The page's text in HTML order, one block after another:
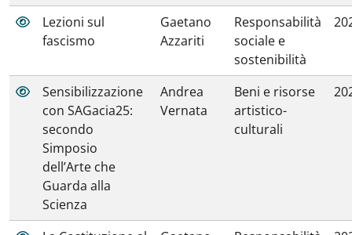
Lezioni sul
fascismo
Gaetano
Azzariti
Responsabilità
sociale e
sostenibilità
Sensibilizzazione
con SAGacia25:
secondo
Simposio
dell’Arte che
Guarda alla
Scienza
Andrea
Vernata
Beni e risorse
artistico-
culturali